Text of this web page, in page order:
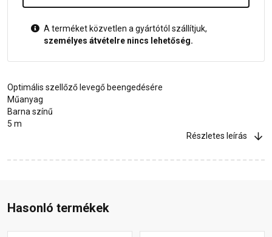
A terméket közvetlen a gyártótól szállítjuk,
személyes átvételre nincs lehetőség.
Optimális szellőző levegő beengedésére
Műanyag
Barna színű
5 m
Részletes leírás
Hasonló termékek